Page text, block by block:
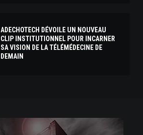
ADECHOTECH DÉVOILE UN NOUVEAU
CLIP INSTITUTIONNEL POUR INCARNER
SA VISION DE LA TÉLÉMÉDECINE DE
DEMAIN